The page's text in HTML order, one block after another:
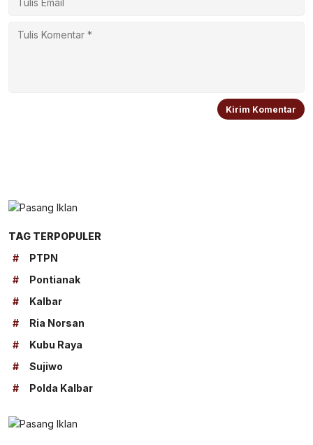
TAG TERPOPULER
#
PTPN
#
Pontianak
#
Kalbar
#
Ria Norsan
#
Kubu Raya
#
Sujiwo
#
Polda Kalbar